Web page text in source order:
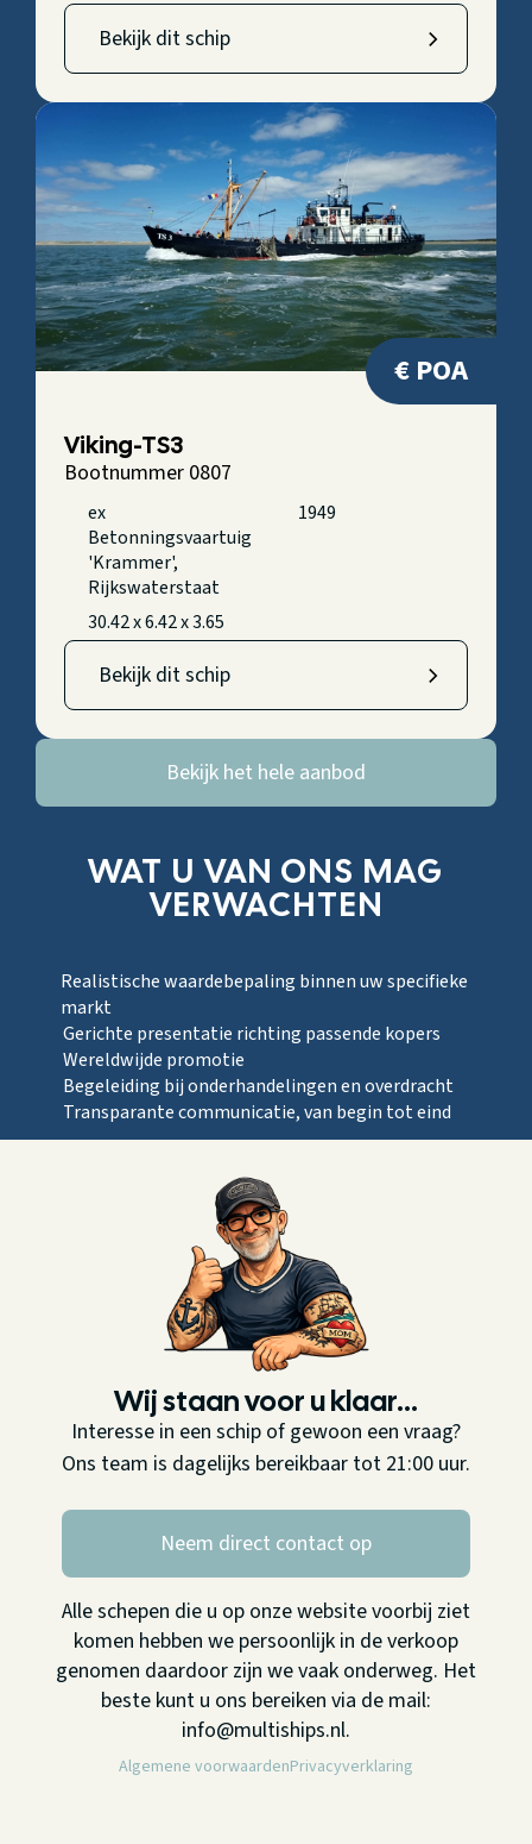
Bekijk dit schip
€ POA
Viking-TS3
Bootnummer 0807
ex
Betonningsvaartuig
'Krammer',
Rijkswaterstaat
1949
30.42 x 6.42 x 3.65
Bekijk dit schip
Bekijk het hele aanbod
WAT U VAN ONS MAG
VERWACHTEN
Realistische waardebepaling binnen uw specifieke
markt
Gerichte presentatie richting passende kopers
Wereldwijde promotie
Begeleiding bij onderhandelingen en overdracht
Transparante communicatie, van begin tot eind
Wij staan voor u klaar...
Interesse in een schip of gewoon een vraag?
Ons team is dagelijks bereikbaar tot 21:00 uur.
Neem direct contact op
Alle schepen die u op onze website voorbij ziet
komen hebben we persoonlijk in de verkoop
genomen daardoor zijn we vaak onderweg. Het
beste kunt u ons bereiken via de mail:
info@multiships.nl.
Algemene voorwaardenPrivacyverklaring